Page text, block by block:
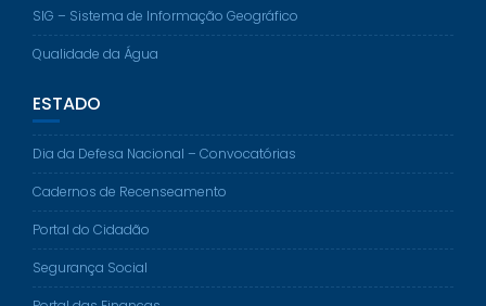
SIG – Sistema de Informação Geográfico
Qualidade da Água
ESTADO
Dia da Defesa Nacional – Convocatórias
Cadernos de Recenseamento
Portal do Cidadão
Segurança Social